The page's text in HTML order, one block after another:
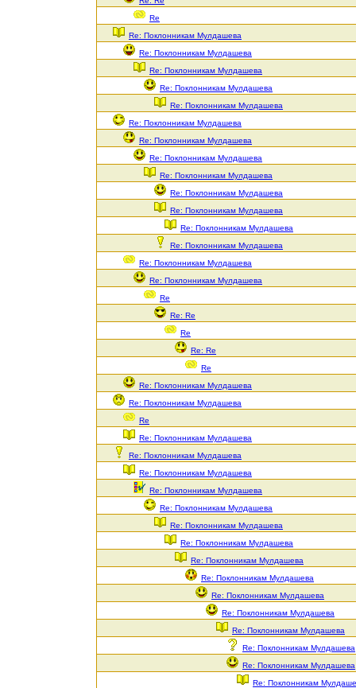
Re
Re: Поклонникам Мулдашева
Re: Поклонникам Мулдашева
Re: Поклонникам Мулдашева
Re: Поклонникам Мулдашева
Re: Поклонникам Мулдашева
Re: Поклонникам Мулдашева
Re: Поклонникам Мулдашева
Re: Поклонникам Мулдашева
Re: Поклонникам Мулдашева
Re: Поклонникам Мулдашева
Re: Поклонникам Мулдашева
Re: Поклонникам Мулдашева
Re: Поклонникам Мулдашева
Re: Поклонникам Мулдашева
Re: Поклонникам Мулдашева
Re
Re: Re
Re
Re: Re
Re
Re: Поклонникам Мулдашева
Re: Поклонникам Мулдашева
Re
Re: Поклонникам Мулдашева
Re: Поклонникам Мулдашева
Re: Поклонникам Мулдашева
Re: Поклонникам Мулдашева
Re: Поклонникам Мулдашева
Re: Поклонникам Мулдашева
Re: Поклонникам Мулдашева
Re: Поклонникам Мулдашева
Re: Поклонникам Мулдашева
Re: Поклонникам Мулдашева
Re: Поклонникам Мулдашева
Re: Поклонникам Мулдашева
Re: Поклонникам Мулдашева
Re: Поклонникам Мулдашева
Re: Поклонникам